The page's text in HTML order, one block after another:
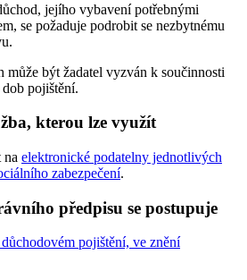
jejího vybavení potřebnými
se požaduje podrobit se nezbytnému
může být žadatel vyzván k součinnosti
pojištění.
kterou lze využít
na elektronické podatelny jednotlivých
zabezpečení.
předpisu se postupuje
pojištění, ve znění